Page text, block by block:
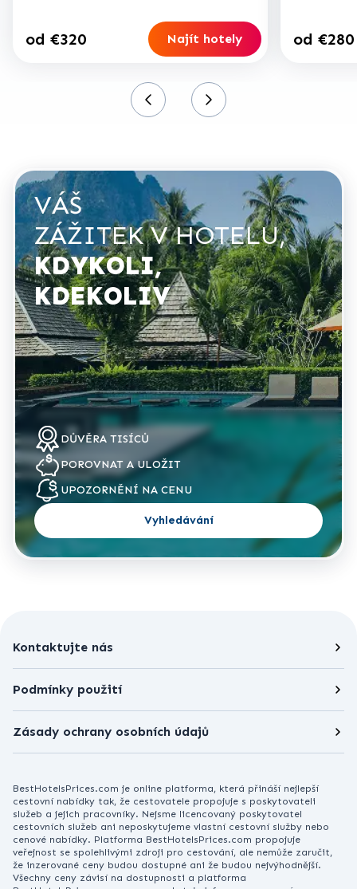
od €320 Najít hotely od €280
VÁŠ
ZÁŽITEK V HOTELU,
KDYKOLI,
KDEKOLIV
DŮVĚRA TISÍCŮ
POROVNAT A ULOŽIT
UPOZORNĚNÍ NA CENU
Vyhledávání
Kontaktujte nás
Podmínky použití
Zásady ochrany osobních údajů
BestHotelsPrices.com je online platforma, která přináší nejlepší
cestovní nabídky tak, že cestovatele propojuje s poskytovateli
služeb a jejich pracovníky. Nejsme licencovaný poskytovatel
cestovních služeb ani neposkytujeme vlastní cestovní služby nebo
cenové nabídky. Platforma BestHotelsPrices.com propojuje
veřejnost se spolehlivými zdroji pro cestování, ale nemůže zaručit,
že inzerované ceny budou dostupné ani že budou nejvýhodnější.
Všechny ceny závisí na dostupnosti a platforma